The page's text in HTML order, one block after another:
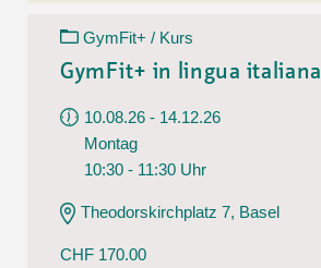
GymFit+ / Kurs
GymFit+ in lingua italiana
10.08.26 - 14.12.26
Montag
10:30 - 11:30 Uhr
Theodorskirchplatz 7, Basel
CHF 170.00